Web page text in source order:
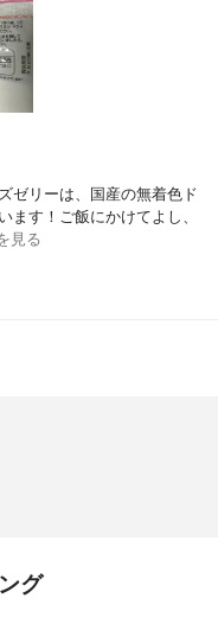
ゼリーは、国産の無着色ド
ます！ご飯にかけてよし、
見る
グ